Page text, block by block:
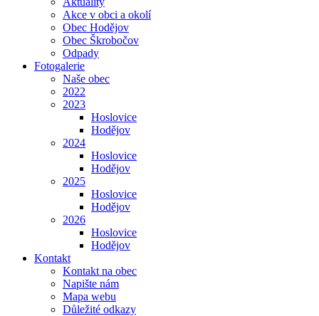
Akce v obci a okolí
Obec Hodějov
Obec Škrobočov
Odpady
Fotogalerie
Naše obec
2022
2023
Hoslovice
Hodějov
2024
Hoslovice
Hodějov
2025
Hoslovice
Hodějov
2026
Hoslovice
Hodějov
Kontakt
Kontakt na obec
Napište nám
Mapa webu
Důležité odkazy